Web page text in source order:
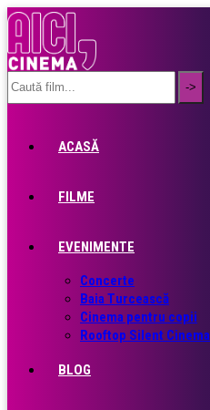
ACASĂ
FILME
EVENIMENTE
Concerte
Baia Turcească
Cinema pentru copii
Rooftop Silent Cinema
BLOG